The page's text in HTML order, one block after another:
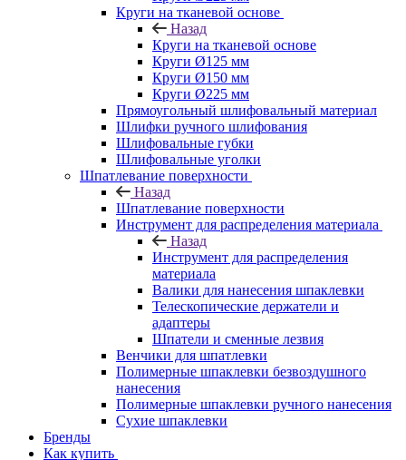
Круги на тканевой основе
Назад
Круги на тканевой основе
Круги Ø125 мм
Круги Ø150 мм
Круги Ø225 мм
Прямоугольный шлифовальный материал
Шлифки ручного шлифования
Шлифовальные губки
Шлифовальные уголки
Шпатлевание поверхности
Назад
Шпатлевание поверхности
Инструмент для распределения материала
Назад
Инструмент для распределения
материала
Валики для нанесения шпаклевки
Телескопические держатели и
адаптеры
Шпатели и сменные лезвия
Венчики для шпатлевки
Полимерные шпаклевки безвоздушного
нанесения
Полимерные шпаклевки ручного нанесения
Сухие шпаклевки
Бренды
Как купить